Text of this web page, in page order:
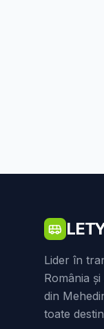
Lider în
România
din
toate